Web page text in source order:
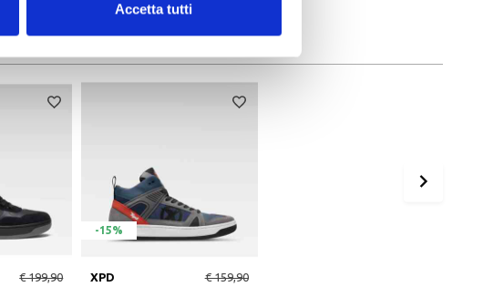
Accetta tutti
€ 199,90
-15%
XPD
€ 159,90